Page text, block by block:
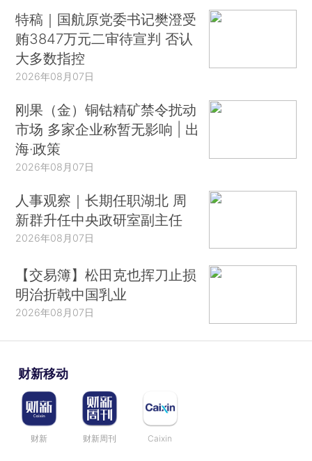
特稿｜国航原党委书记樊澄受
贿3847万元二审待宣判 否认
大多数指控
2026年08月07日
刚果（金）铜钴精矿禁令扰动
市场 多家企业称暂无影响 | 出
海·政策
2026年08月07日
人事观察｜长期任职湖北 周
新群升任中央政研室副主任
2026年08月07日
【交易簿】松田克也挥刀止损
明治折戟中国乳业
2026年08月07日
财新移动
财新 财新周刊 Caixin